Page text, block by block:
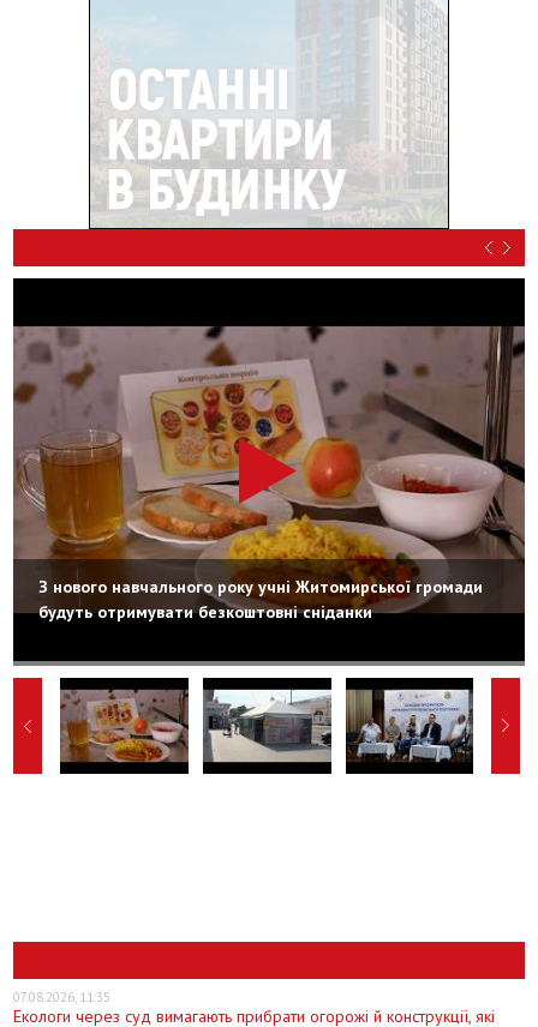
З нового навчального року учні Житомирської громади
будуть отримувати безкоштовні сніданки
07.08.2026, 11:35
Екологи через суд вимагають прибрати огорожі й конструкції, які